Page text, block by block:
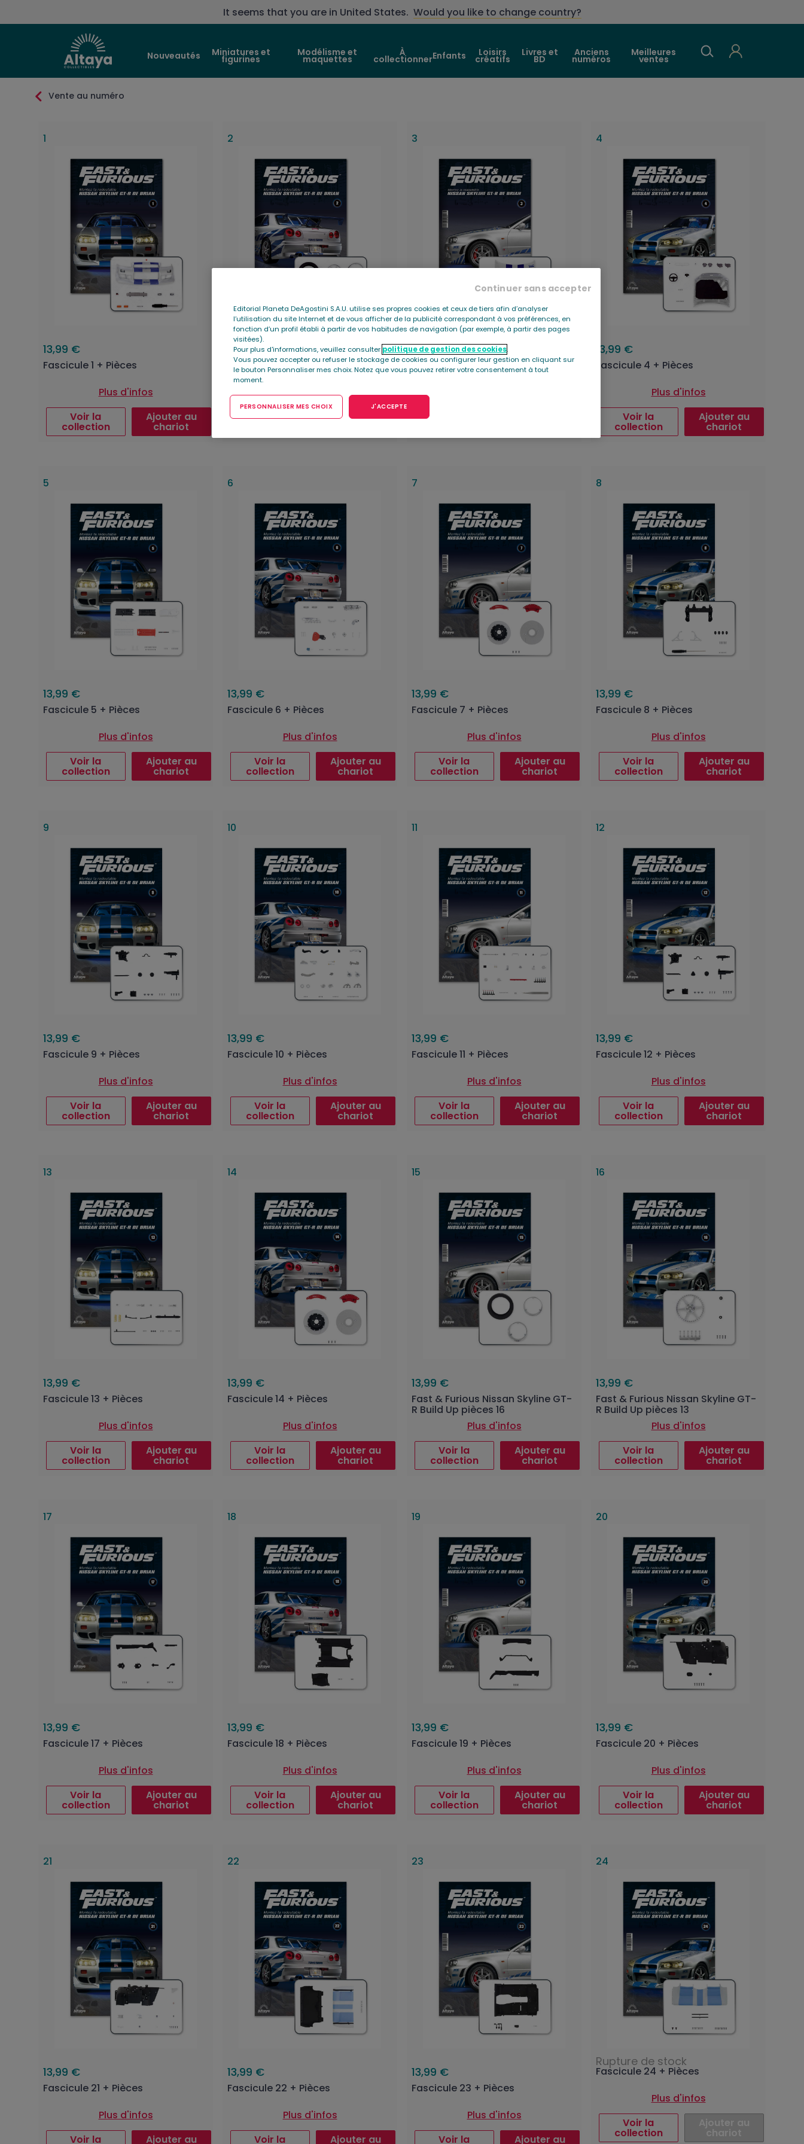
It seems that you are in United States. Would you like to change country?
Nouveautés Miniatures et
figurines
Modélisme et
maquettes
À
collectionnerEnfants Loisirs
créatifs
Livres et
BD
Anciens
numéros
Meilleures
ventes
Vente au numéro
1
13,99 €
Fascicule 1 + Pièces
Plus d'infos
Voir la
collection
Ajouter au
chariot
2
13,99 €
Fascicule 2 + Pièces
Plus d'infos
Voir la
Ajouter au
3
13,99 €
Fascicule 3 + Pièces
4
13,99 €
Fascicule 4 + Pièces
Plus d'infos
Voir la
collection
Ajouter au
chariot
5
13,99 €
Fascicule 5 + Pièces
Plus d'infos
Voir la
collection
Ajouter au
chariot
6
13,99 €
Fascicule 6 + Pièces
Plus d'infos
Voir la
collection
Ajouter au
chariot
7
13,99 €
Fascicule 7 + Pièces
Plus d'infos
Voir la
collection
Ajouter au
chariot
8
13,99 €
Fascicule 8 + Pièces
Plus d'infos
Voir la
collection
Ajouter au
chariot
9
13,99 €
Fascicule 9 + Pièces
Plus d'infos
Voir la
collection
Ajouter au
chariot
10
13,99 €
Fascicule 10 + Pièces
Plus d'infos
Voir la
collection
Ajouter au
chariot
11
13,99 €
Fascicule 11 + Pièces
Plus d'infos
Voir la
collection
Ajouter au
chariot
12
13,99 €
Fascicule 12 + Pièces
Plus d'infos
Voir la
collection
Ajouter au
chariot
13
13,99 €
Fascicule 13 + Pièces
Plus d'infos
Voir la
collection
Ajouter au
chariot
14
13,99 €
Fascicule 14 + Pièces
Plus d'infos
Voir la
collection
Ajouter au
chariot
15
13,99 €
Fast & Furious Nissan Skyline GT-
R Build Up pièces 16
Plus d'infos
Voir la
collection
Ajouter au
chariot
16
13,99 €
Fast & Furious Nissan Skyline GT-
R Build Up pièces 13
Plus d'infos
Voir la
collection
Ajouter au
chariot
17
13,99 €
Fascicule 17 + Pièces
Plus d'infos
Voir la
collection
Ajouter au
chariot
18
13,99 €
Fascicule 18 + Pièces
Plus d'infos
Voir la
collection
Ajouter au
chariot
19
13,99 €
Fascicule 19 + Pièces
Plus d'infos
Voir la
collection
Ajouter au
chariot
20
13,99 €
Fascicule 20 + Pièces
Plus d'infos
Voir la
collection
Ajouter au
chariot
21
13,99 €
Fascicule 21 + Pièces
Plus d'infos
Voir la
Ajouter au
22
13,99 €
Fascicule 22 + Pièces
Plus d'infos
Voir la
Ajouter au
23
13,99 €
Fascicule 23 + Pièces
Plus d'infos
Voir la
Ajouter au
24
Rupture de stock
Fascicule 24 + Pièces
Plus d'infos
Voir la
collection
Ajouter au
chariot
Editorial Planeta DeAgostini S.A.U. utilise ses propres cookies et ceux de tiers afin d’analyser
l’utilisation du site Internet et de vous afficher de la publicité correspondant à vos préférences, en
fonction d’un profil établi à partir de vos habitudes de navigation (par exemple, à partir des pages
visitées).
Pour plus d'informations, veuillez consulter politique de gestion des cookies.
Vous pouvez accepter ou refuser le stockage de cookies ou configurer leur gestion en cliquant sur
le bouton Personnaliser mes choix. Notez que vous pouvez retirer votre consentement à tout
moment.
J'ACCEPTE
PERSONNALISER MES CHOIX
Continuer sans accepter